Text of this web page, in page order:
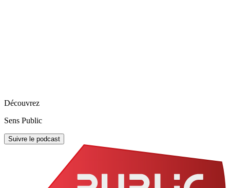
Découvrez
Sens Public
Suivre le podcast